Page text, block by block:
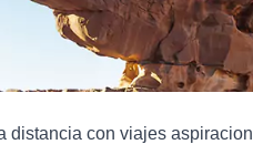
con viajes